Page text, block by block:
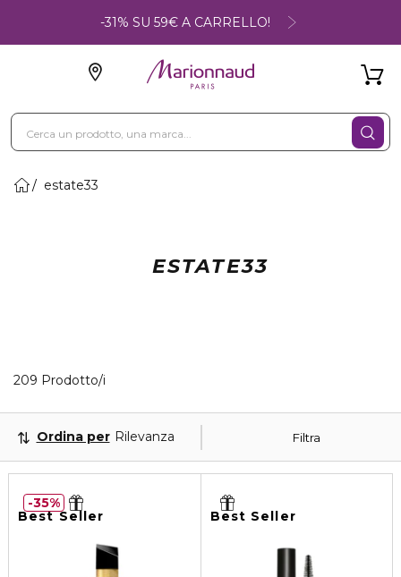
-31% SU 59€ A CARRELLO!
estate33
ESTATE33
209 Prodotto/i
Filtra
Ordina per Rilevanza
Best Seller
35%
Best Seller